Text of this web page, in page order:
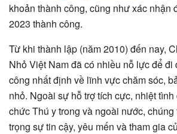
khoản thành công, cũng như xác nhận
2023 thành công.
Từ khi thành lập (năm 2010) đến nay,
Nhỏ Việt Nam đã có nhiều nỗ lực để đi
công nhất định về lĩnh vực chăm sóc,
nhỏ. Ngoài sự hỗ trợ tích cực, nhiệt
chức Thú y trong và ngoài nước, chúng
trọng sự tin cậy, yêu mến và tham gia